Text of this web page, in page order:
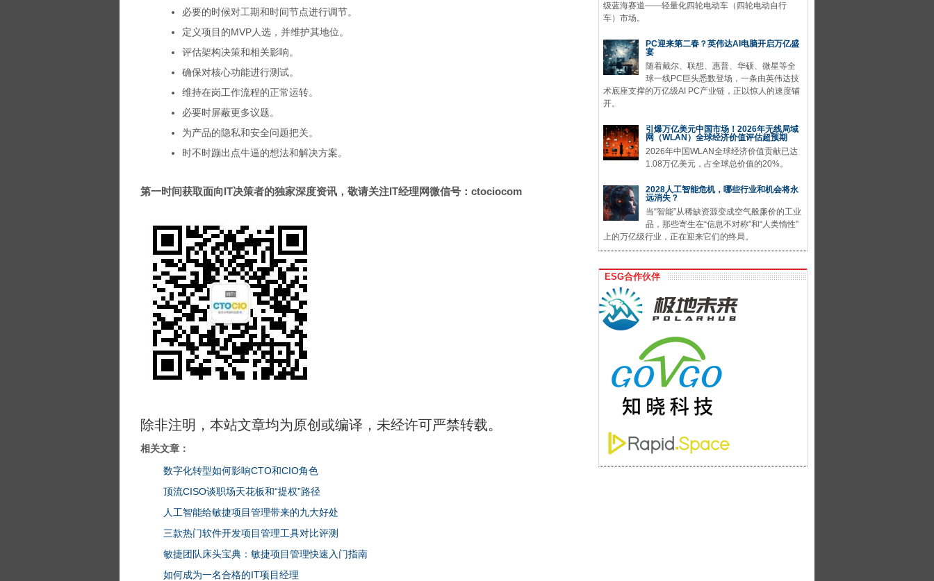
必要的时候对工期和时间节点进行调节。
定义项目的MVP人选，并维护其地位。
评估架构决策和相关影响。
确保对核心功能进行测试。
维持在岗工作流程的正常运转。
必要时屏蔽更多议题。
为产品的隐私和安全问题把关。
时不时蹦出点牛逼的想法和解决方案。
第一时间获取面向IT决策者的独家深度资讯，敬请关注IT经理网微信号：ctociocom
除非注明，本站文章均为原创或编译，未经许可严禁转载。
相关文章：
数字化转型如何影响CTO和CIO角色
顶流CISO谈职场天花板和“提权”路径
人工智能给敏捷项目管理带来的九大好处
三款热门软件开发项目管理工具对比评测
敏捷团队床头宝典：敏捷项目管理快速入门指南
如何成为一名合格的IT项目经理
级蓝海赛道——轻量化四轮电动车（四轮电动自行
车）市场。
PC迎来第二春？英伟达AI电脑开启万亿盛
宴
随着戴尔、联想、惠普、华硕、微星等全
球一线PC巨头悉数登场，一条由英伟达技
术底座支撑的万亿级AI PC产业链，正以惊人的速度铺
开。
引爆万亿美元中国市场！2026年无线局域
网（WLAN）全球经济价值评估超预期
2026年中国WLAN全球经济价值贡献已达
1.08万亿美元，占全球总价值的20%。
2028人工智能危机，哪些行业和机会将永
远消失？
当“智能”从稀缺资源变成空气般廉价的工业
品，那些寄生在“信息不对称”和“人类惰性”
上的万亿级行业，正在迎来它们的终局。
ESG合作伙伴